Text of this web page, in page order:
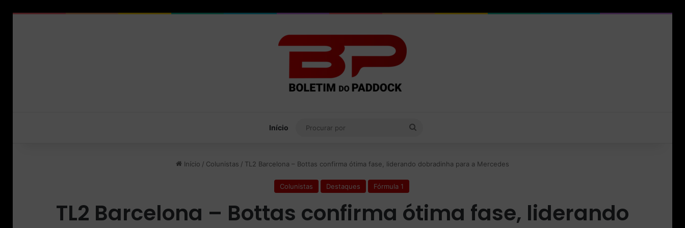
Início
Início / Colunistas / TL2 Barcelona – Bottas confirma ótima fase, liderando dobradinha para a Mercedes
Colunistas Destaques Fórmula 1
TL2 Barcelona – Bottas confirma ótima fase, liderando